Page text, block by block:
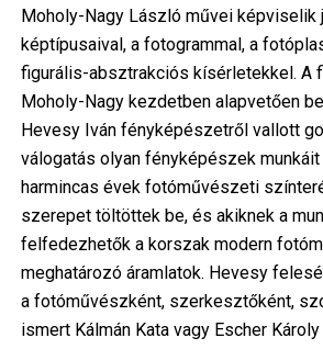
Moholy-Nagy László művei képviselik
képtípusaival, a fotogrammal, a
figurális-absztrakciós kísérletekkel. A
Moholy-Nagy kezdetben alapvetően
Hevesy Iván fényképészetről vallott
válogatás olyan fényképészek
harmincas évek fotóművészeti
szerepet töltöttek be, és akiknek a
felfedezhetők a korszak modern
meghatározó áramlatok. Hevesy
a fotóművészként, szerkesztőként,
ismert Kálmán Kata vagy Escher